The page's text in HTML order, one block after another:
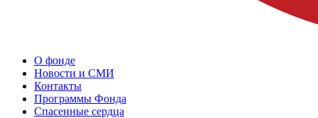
О фонде
Новости и СМИ
Контакты
Программы Фонда
Спасенные сердца